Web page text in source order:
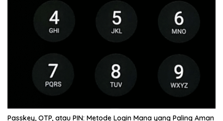
Passkey, OTP, atau PIN: Metode Login Mana yang Paling Aman